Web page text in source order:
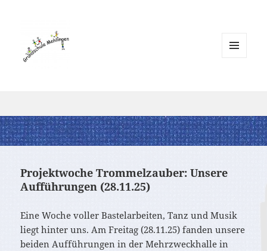
Projektwoche Trommelzauber: Unsere
Aufführungen (28.11.25)
Eine Woche voller Bastelarbeiten, Tanz und Musik
liegt hinter uns. Am Freitag (28.11.25) fanden unsere
beiden Aufführungen in der Mehrzweckhalle in